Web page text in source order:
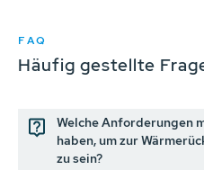
FAQ
Häufig gestellte
Welche Anforderungen
haben, um zur
zu sein?